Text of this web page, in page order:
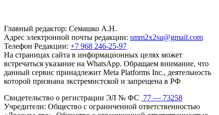
Главный редактор: Семашко А.Н.
Адрес электронной почты редакции: smm2x2su@gmail.com
Телефон Редакции: +7 968 246-25-97
На страницах сайта в информационных целях может
встречаться указание на WhatsApp. Обращаем внимание, что
данный сервис принадлежит Meta Platforms Inc., деятельность
которой признана экстремистской и запрещена в РФ
Свидетельство о регистрации ЭЛ № ФС 77 — 73258
Учредители: Общество с ограниченной ответственностью